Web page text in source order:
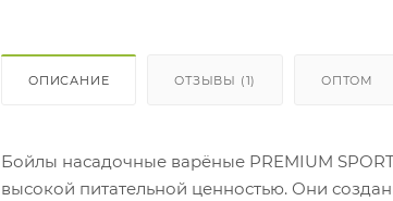
ОПИСАНИЕ ОТЗЫВЫ (1) ОПТОМ
Бойлы насадочные варёные PREMIUM
высокой питательной ценностью. Они